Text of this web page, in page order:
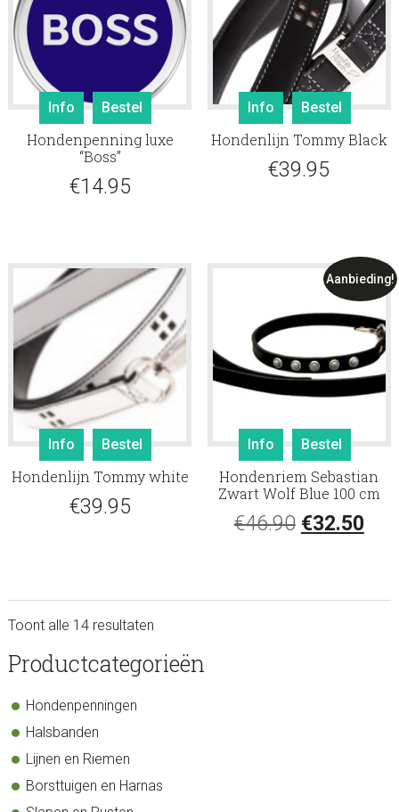
Info Bestel
Hondenpenning luxe
“Boss”
€14.95
Info Bestel
Hondenlijn Tommy Black
€39.95
Info Bestel
Hondenlijn Tommy white
€39.95
Aanbieding!
Info Bestel
Hondenriem Sebastian
Zwart Wolf Blue 100 cm
€46.90 €32.50
Toont alle 14 resultaten
sidebar
Store
Productcategorieën
Hondenpenningen
Halsbanden
Lijnen en Riemen
Borsttuigen en Harnas